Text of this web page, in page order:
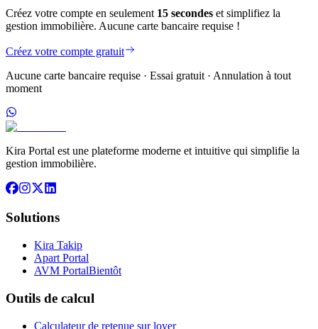
Créez votre compte en seulement 15 secondes et simplifiez la
gestion immobilière. Aucune carte bancaire requise !
Créez votre compte gratuit
Aucune carte bancaire requise · Essai gratuit · Annulation à tout
moment
Kira Portal est une plateforme moderne et intuitive qui simplifie la
gestion immobilière.
Solutions
Kira Takip
Apart Portal
AVM PortalBientôt
Outils de calcul
Calculateur de retenue sur loyer